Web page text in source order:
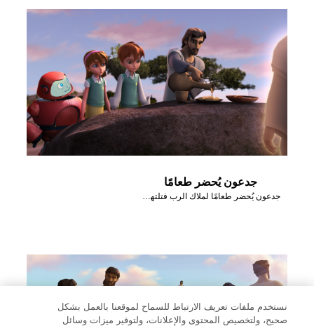
جدعون يُحضر طعامًا
جدعون يُحضر طعامًا لملاك الرب فتلتهمه النار.
نستخدم ملفات تعريف الارتباط للسماح لموقعنا بالعمل بشكل
صحيح، ولتخصيص المحتوى والإعلانات، ولتوفير ميزات وسائل